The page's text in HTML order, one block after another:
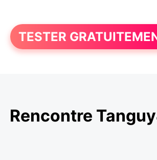
TESTER
Rencontre